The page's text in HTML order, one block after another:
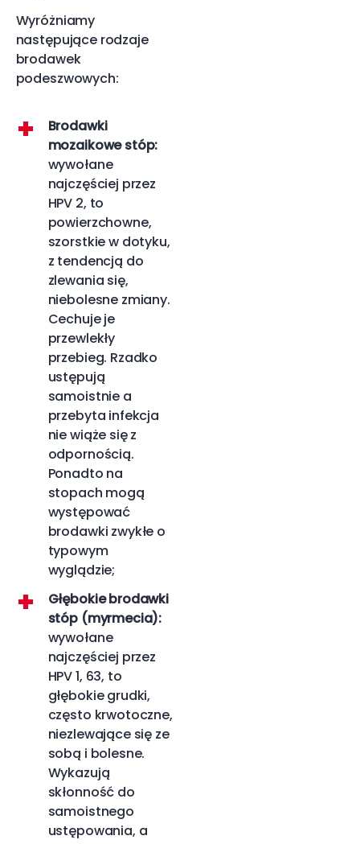
Wyróżniamy
następujące rodzaje
brodawek
podeszwowych:
Brodawki
mozaikowe stóp:
wywołane
najczęściej przez
HPV 2, to
powierzchowne,
szorstkie w dotyku,
z tendencją do
zlewania się,
niebolesne zmiany.
Cechuje je
przewlekły
przebieg. Rzadko
ustępują
samoistnie a
przebyta infekcja
nie wiąże się z
odpornością.
Ponadto na
stopach mogą
występować
brodawki zwykłe o
typowym
wyglądzie;
Głębokie brodawki
stóp (myrmecia):
wywołane
najczęściej przez
HPV 1, 63, to
głębokie grudki,
często krwotoczne,
niezlewające się ze
sobą i bolesne.
Wykazują
skłonność do
samoistnego
ustępowania, a